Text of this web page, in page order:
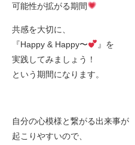
可能性が拡がる期間
共感を大切に、
『Happy & Happy〜
』を
実践してみましょう！
という期間になります。
自分の心模様と繋がる出来事が
起こりやすいので、